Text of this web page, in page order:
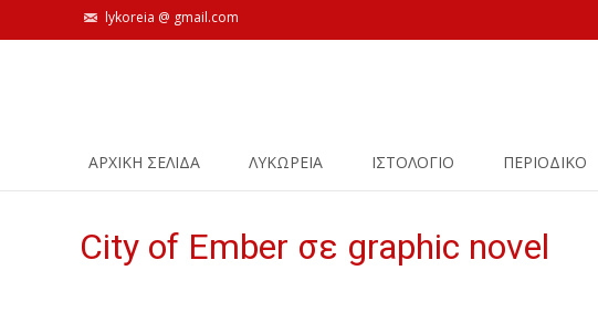
lykoreia @ gmail.com
ΑΡΧΙΚΗ ΣΕΛΙΔΑ ΛΥΚΩΡΕΙΑ ΙΣΤΟΛΌΓΙΟ ΠΕΡΙΟΔΙΚΟ
City of Ember σε graphic novel